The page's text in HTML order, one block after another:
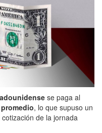
se paga al
, lo que supuso un
de la jornada